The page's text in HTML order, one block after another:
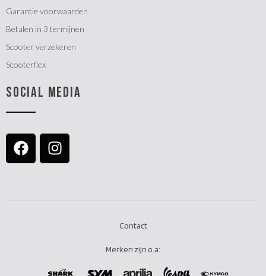
Garantie voorwaarden
Betalen in 3 termijnen
Scooter verzekeren
Scooterflex
SOCIAL MEDIA
Merken zijn o.a:
Contact